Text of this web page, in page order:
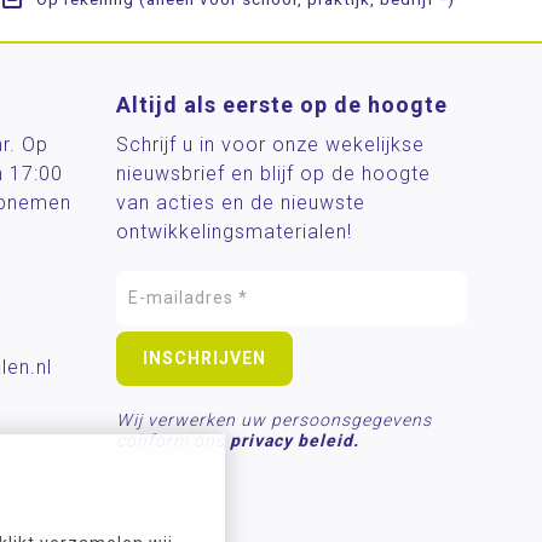
Op
17:00
Altijd als eerste op de hoogte
Schrijf u in voor onze wekelijkse
nieuwsbrief en blijf op de hoogte
van acties en de nieuwste
ontwikkelingsmaterialen!
Wij verwerken uw persoonsgegevens
conform ons privacy beleid.